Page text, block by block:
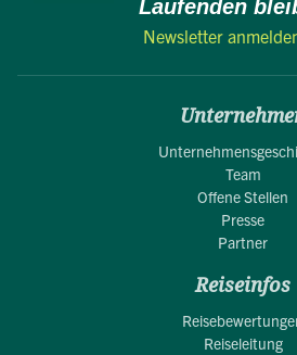
Laufenden
Newsletter
Team
Offene Stellen
Presse
Partner
Reiseinfos
Reiseleitung